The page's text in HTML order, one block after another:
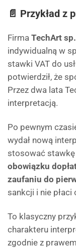
📄 Przykład z
Firma TechArt
indywidualną w
stawki VAT do
potwierdził, że
Przez dwa lata
interpretacją.
Po pewnym
wydał nową
stosować stawkę
obowiązku
zaufaniu do
sankcji i nie płaci
To klasyczny
charakteru
zgodnie z